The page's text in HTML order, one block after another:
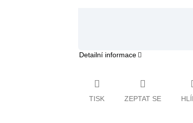
Detailní informace
TISK ZEPTAT SE